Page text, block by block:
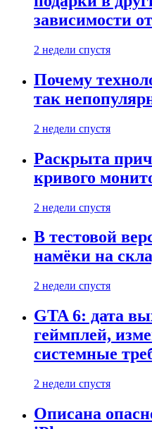
зависимости
2 недели спустя
Почему
так
2 недели спустя
Раскрыта
кривого
2 недели спустя
В тестовой
намёки на
2 недели спустя
GTA 6: дата
геймплей,
системные
2 недели спустя
Описана